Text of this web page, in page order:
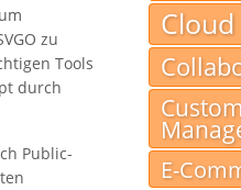
zu
Tools
durch
Public-
E-